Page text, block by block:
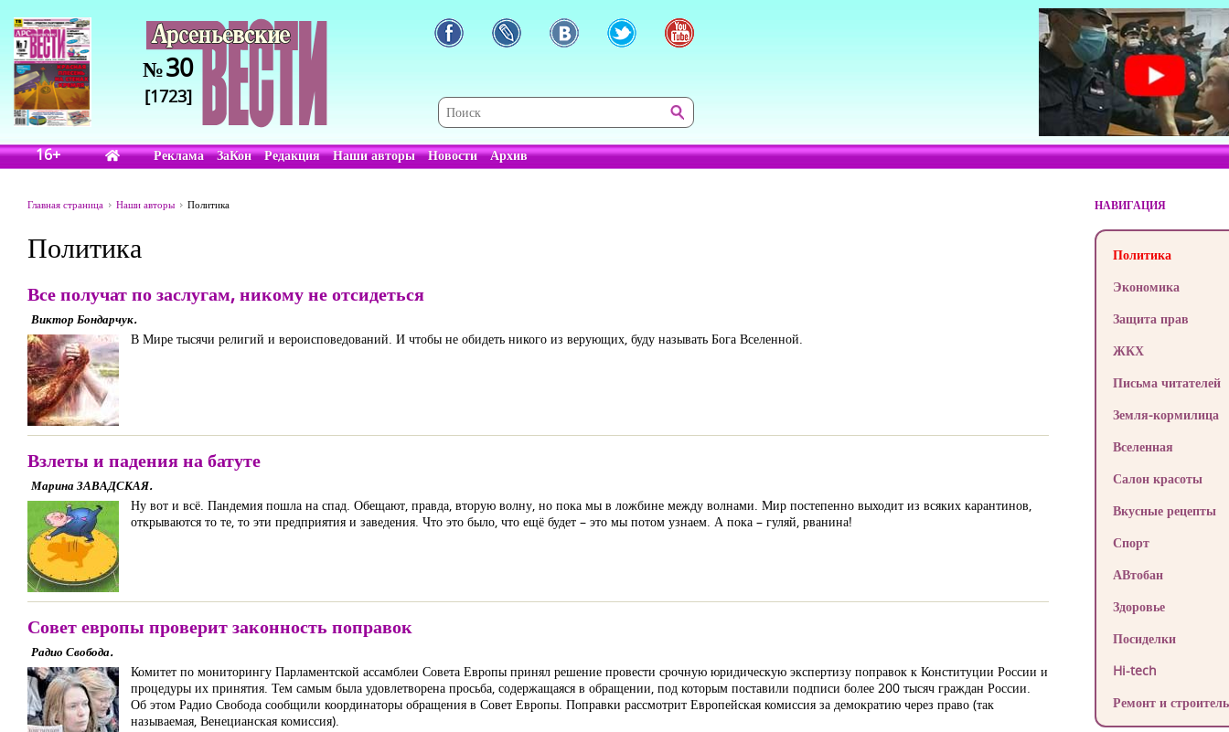
№30
[1723]
16+ Реклама ЗаКон Редакция Наши авторы Новости Архив
Главная страница Наши авторы Политика
Политика
Все получат по заслугам, никому не отсидеться
Виктор Бондарчук.
В Мире тысячи религий и вероисповедований. И чтобы не обидеть никого из верующих, буду называть Бога Вселенной.
Взлеты и падения на батуте
Марина ЗАВАДСКАЯ.
Ну вот и всё. Пандемия пошла на спад. Обещают, правда, вторую волну, но пока мы в ложбине между волнами. Мир постепенно выходит из всяких карантинов,
открываются то те, то эти предприятия и заведения. Что это было, что ещё будет – это мы потом узнаем. А пока – гуляй, рванина!
Совет европы проверит законность поправок
Радио Свобода.
Комитет по мониторингу Парламентской ассамблеи Совета Европы принял решение провести срочную юридическую экспертизу поправок к Конституции России и
процедуры их принятия. Тем самым была удовлетворена просьба, содержащаяся в обращении, под которым поставили подписи более 200 тысяч граждан России.
Об этом Радио Свобода сообщили координаторы обращения в Совет Европы. Поправки рассмотрит Европейская комиссия за демократию через право (так
называемая, Венецианская комиссия).
НАВИГАЦИЯ
Политика
Экономика
Защита прав
ЖКХ
Письма читателей
Земля-кормилица
Вселенная
Салон красоты
Вкусные рецепты
Спорт
АВтобан
Здоровье
Посиделки
Hi-tech
Ремонт и